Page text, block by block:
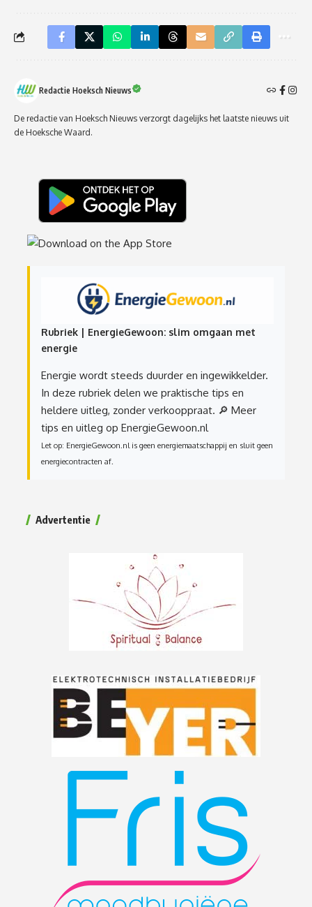
Redactie Hoeksch Nieuws
De redactie van Hoeksch Nieuws verzorgt dagelijks het laatste nieuws uit
de Hoeksche Waard.
Rubriek | EnergieGewoon: slim omgaan met
energie
Energie wordt steeds duurder en ingewikkelder.
In deze rubriek delen we praktische tips en
heldere uitleg, zonder verkooppraat. 🔎 Meer
tips en uitleg op EnergieGewoon.nl
Let op: EnergieGewoon.nl is geen energiemaatschappij en sluit geen
energiecontracten af.
Advertentie